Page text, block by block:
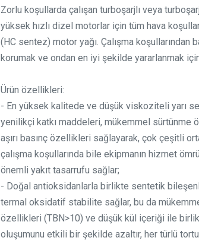
Zorlu koşullarda çalışan turboşarjlı veya
yüksek hızlı dizel motorlar için tüm hava
(HC sentez) motor yağı. Çalışma koşullarından
korumak ve ondan en iyi şekilde yararlanmak
Ürün özellikleri:
- En yüksek kalitede ve düşük viskoziteli yarı
yenilikçi katkı maddeleri, mükemmel sürtünme
aşırı basınç özellikleri sağlayarak, çok çeşitli
çalışma koşullarında bile ekipmanın hizmet
önemli yakıt tasarrufu sağlar;
- Doğal antioksidanlarla birlikte sentetik
termal oksidatif stabilite sağlar, bu da
özellikleri (TBN>10) ve düşük kül içeriği ile
oluşumunu etkili bir şekilde azaltır, her türlü